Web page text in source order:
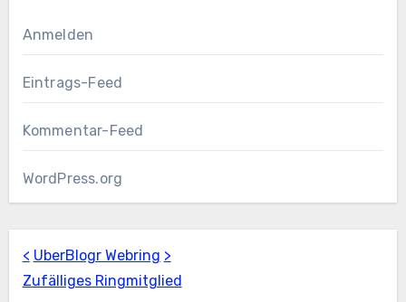
Anmelden
Eintrags-Feed
Kommentar-Feed
WordPress.org
< UberBlogr Webring >
Zufälliges Ringmitglied